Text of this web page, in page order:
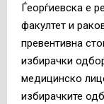
Ѓеорѓиевска е
факултет и
превентивна
избирачки
медицинско
избирачките